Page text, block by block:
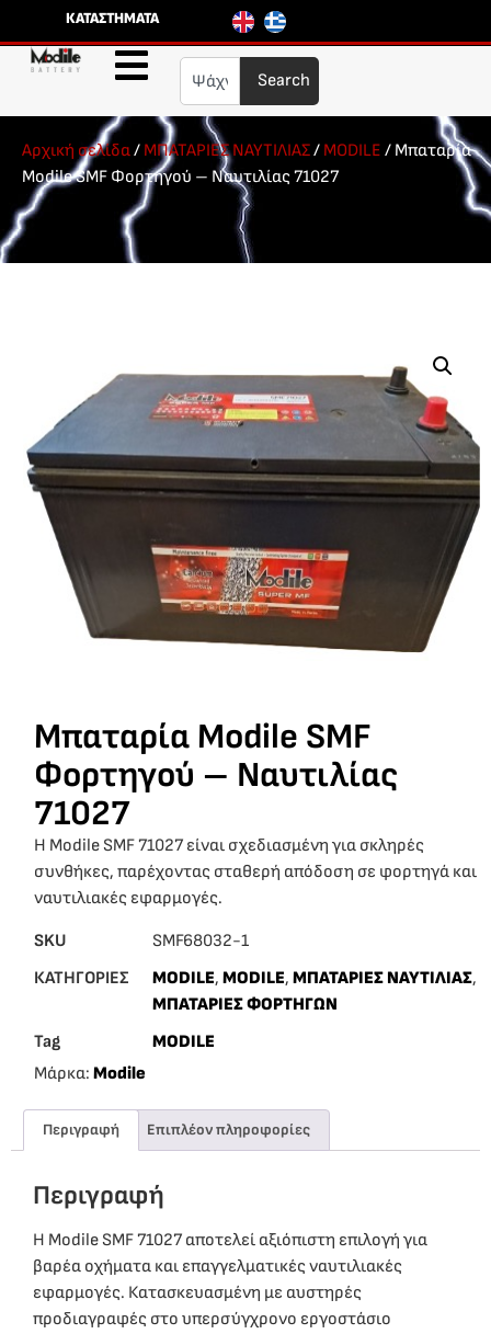
ΚΑΤΑΣΤΗΜΑΤΑ
Search
Αρχική σελίδα/ ΜΠΑΤΑΡΙΕΣ ΝΑΥΤΙΛΙΑΣ/ MODILE / Μπαταρία
Modile SMF Φορτηγού – Ναυτιλίας 71027
Μπαταρία Modile SMF
Φορτηγού – Ναυτιλίας
71027
Η Modile SMF 71027 είναι σχεδιασμένη για σκληρές
συνθήκες, παρέχοντας σταθερή απόδοση σε φορτηγά και
ναυτιλιακές εφαρμογές.
SKU
SMF68032-1
ΚΑΤΗΓΟΡΙΕΣ
MODILE, MODILE, ΜΠΑΤΑΡΙΕΣ ΝΑΥΤΙΛΙΑΣ,
ΜΠΑΤΑΡΙΕΣ ΦΟΡΤΗΓΩΝ
Tag
MODILE
Μάρκα: Modile
Περιγραφή Επιπλέον πληροφορίες
Περιγραφή
Η Modile SMF 71027 αποτελεί αξιόπιστη επιλογή για
βαρέα οχήματα και επαγγελματικές ναυτιλιακές
εφαρμογές. Κατασκευασμένη με αυστηρές
προδιαγραφές στο υπερσύγχρονο εργοστάσιο